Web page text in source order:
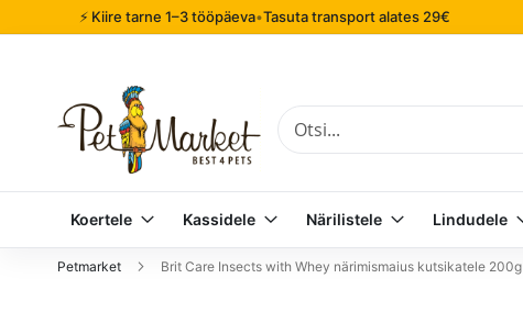
⚡ Kiire tarne 1–3 tööpäeva•Tasuta transport alates 29€
Otsi
Koertele Kassidele Närilistele Lindudele
Petmarket Brit Care Insects with Whey närimismaius kutsikatele 200g